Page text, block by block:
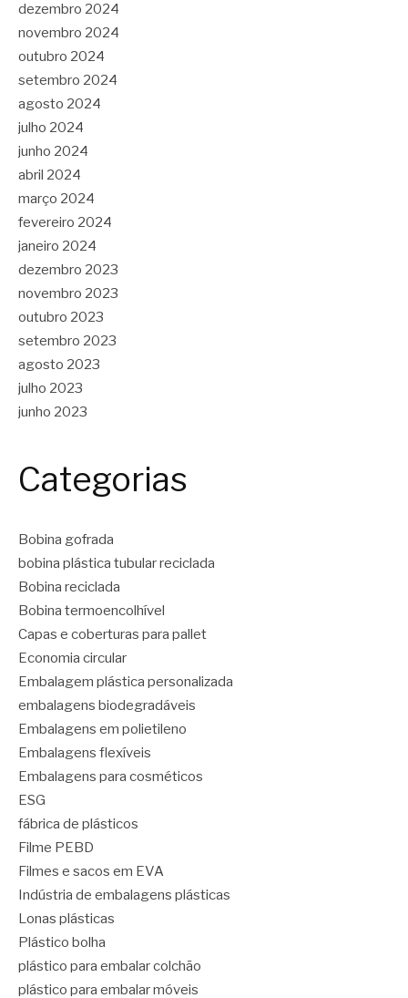
dezembro 2024
novembro 2024
outubro 2024
setembro 2024
agosto 2024
julho 2024
junho 2024
abril 2024
março 2024
fevereiro 2024
janeiro 2024
dezembro 2023
novembro 2023
outubro 2023
setembro 2023
agosto 2023
julho 2023
junho 2023
Categorias
Bobina gofrada
bobina plástica tubular reciclada
Bobina reciclada
Bobina termoencolhível
Capas e coberturas para pallet
Economia circular
Embalagem plástica personalizada
embalagens biodegradáveis
Embalagens em polietileno
Embalagens flexíveis
Embalagens para cosméticos
ESG
fábrica de plásticos
Filme PEBD
Filmes e sacos em EVA
Indústria de embalagens plásticas
Lonas plásticas
Plástico bolha
plástico para embalar colchão
plástico para embalar móveis